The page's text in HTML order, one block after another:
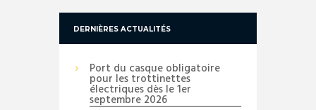
DERNIÈRES ACTUALITÉS
Port du casque obligatoire
pour les trottinettes
électriques dès le 1er
septembre 2026